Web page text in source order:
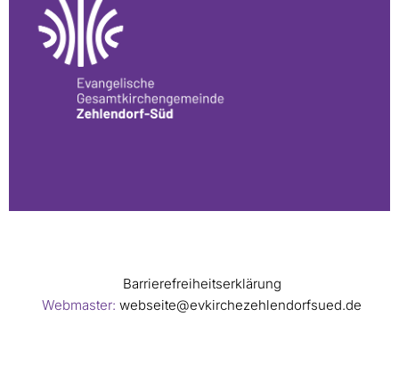
Barrierefreiheitserklärung
Webmaster: webseite@evkirchezehlendorfsued.de